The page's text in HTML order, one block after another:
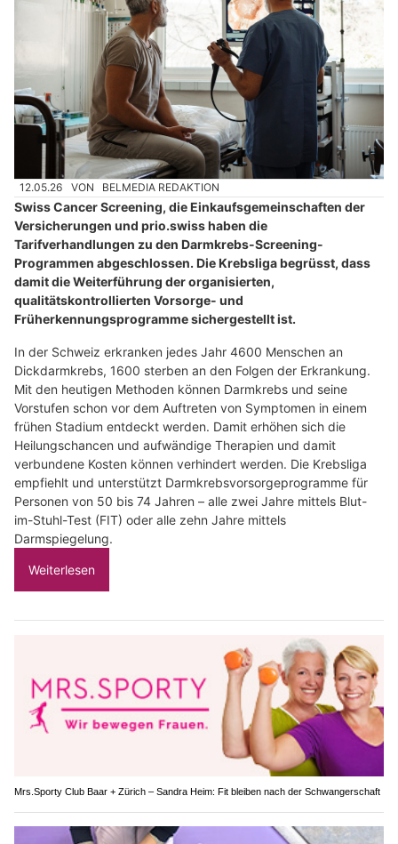
12.05.26 VON BELMEDIA REDAKTION
Swiss Cancer Screening, die Einkaufsgemeinschaften der
Versicherungen und prio.swiss haben die
Tarifverhandlungen zu den Darmkrebs-Screening-
Programmen abgeschlossen. Die Krebsliga begrüsst, dass
damit die Weiterführung der organisierten,
qualitätskontrollierten Vorsorge- und
Früherkennungsprogramme sichergestellt ist.
In der Schweiz erkranken jedes Jahr 4600 Menschen an
Dickdarmkrebs, 1600 sterben an den Folgen der Erkrankung.
Mit den heutigen Methoden können Darmkrebs und seine
Vorstufen schon vor dem Auftreten von Symptomen in einem
frühen Stadium entdeckt werden. Damit erhöhen sich die
Heilungschancen und aufwändige Therapien und damit
verbundene Kosten können verhindert werden. Die Krebsliga
empfiehlt und unterstützt Darmkrebsvorsorgeprogramme für
Personen von 50 bis 74 Jahren – alle zwei Jahre mittels Blut-
im-Stuhl-Test (FIT) oder alle zehn Jahre mittels
Darmspiegelung.
Weiterlesen
Mrs.Sporty Club Baar + Zürich – Sandra Heim: Fit bleiben nach der Schwangerschaft